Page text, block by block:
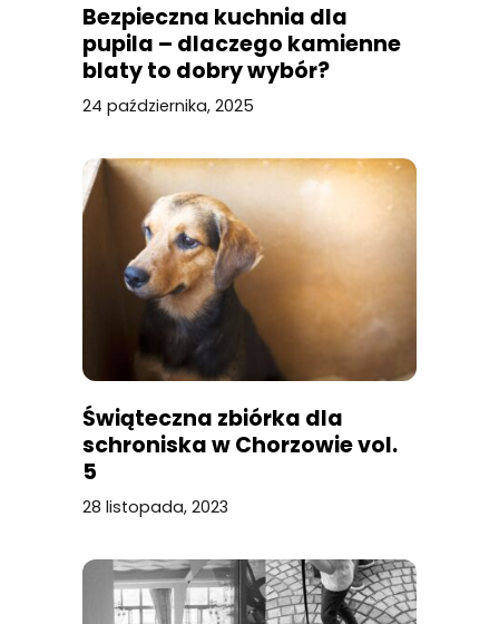
Bezpieczna kuchnia dla
pupila – dlaczego kamienne
blaty to dobry wybór?
24 października, 2025
Świąteczna zbiórka dla
schroniska w Chorzowie vol.
5
28 listopada, 2023